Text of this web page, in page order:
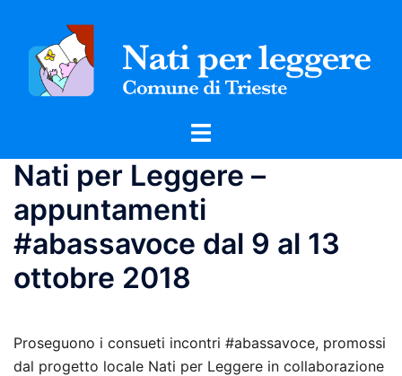
contenuto
Mostra/Nascondi
Nati per Leggere –
appuntamenti
#abassavoce dal 9 al 13
ottobre 2018
Proseguono i consueti incontri #abassavoce, promossi
dal progetto locale Nati per Leggere in collaborazione